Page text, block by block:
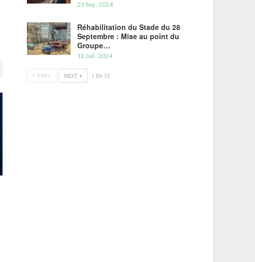
23 Sep , 2024
Réhabilitation du Stade du 28
Septembre : Mise au point du
Groupe…
12 Juil , 2024
PREV NEXT 1 De 32